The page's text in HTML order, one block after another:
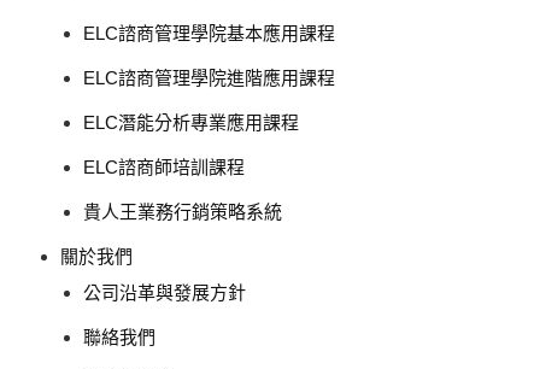
ELC諮商管理學院基本應用課程
ELC諮商管理學院進階應用課程
ELC潛能分析專業應用課程
ELC諮商師培訓課程
貴人王業務行銷策略系統
關於我們
公司沿革與發展方針
聯絡我們